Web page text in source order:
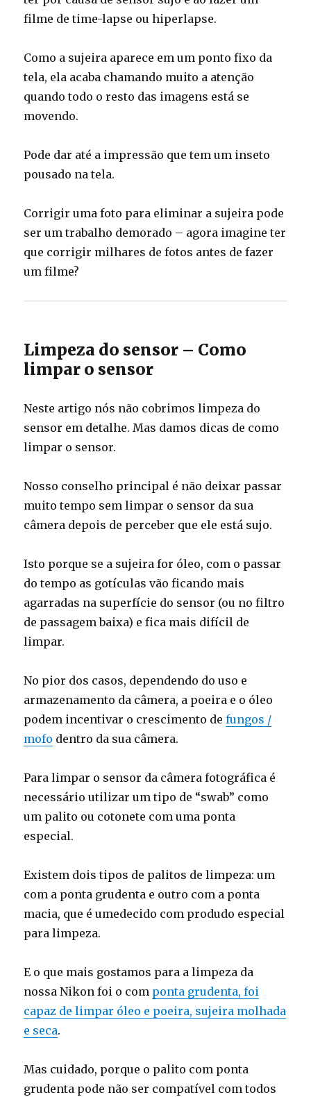
filme de time-lapse ou hiperlapse.
Como a sujeira aparece em um ponto fixo da
tela, ela acaba chamando muito a atenção
quando todo o resto das imagens está se
movendo.
Pode dar até a impressão que tem um inseto
pousado na tela.
Corrigir uma foto para eliminar a sujeira pode
ser um trabalho demorado – agora imagine ter
que corrigir milhares de fotos antes de fazer
um filme?
Limpeza do sensor – Como
limpar o sensor
Neste artigo nós não cobrimos limpeza do
sensor em detalhe. Mas damos dicas de como
limpar o sensor.
Nosso conselho principal é não deixar passar
muito tempo sem limpar o sensor da sua
câmera depois de perceber que ele está sujo.
Isto porque se a sujeira for óleo, com o passar
do tempo as gotículas vão ficando mais
agarradas na superfície do sensor (ou no filtro
de passagem baixa) e fica mais difícil de
limpar.
No pior dos casos, dependendo do uso e
armazenamento da câmera, a poeira e o óleo
podem incentivar o crescimento defungos /
mofo dentro da sua câmera.
Para limpar o sensor da câmera fotográfica é
necessário utilizar um tipo de “swab” como
um palito ou cotonete com uma ponta
especial.
Existem dois tipos de palitos de limpeza: um
com a ponta grudenta e outro com a ponta
macia, que é umedecido com produdo especial
para limpeza.
E o que mais gostamos para a limpeza da
nossa Nikon foi o com ponta grudenta, foi
capaz de limpar óleo e poeira, sujeira molhada
e seca.
Mas cuidado, porque o palito com ponta
grudenta pode não ser compatível com todos